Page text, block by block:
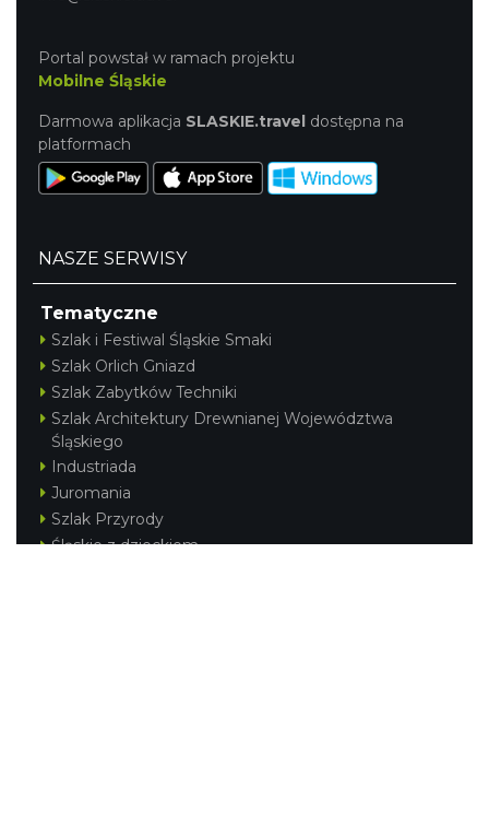
Portal powstał w ramach projektu
Mobilne Śląskie
Darmowa aplikacja SLASKIE.travel dostępna na
platformach
NASZE SERWISY
Tematyczne
Szlak i Festiwal Śląskie Smaki
Szlak Orlich Gniazd
Szlak Zabytków Techniki
Szlak Architektury Drewnianej Województwa
Śląskiego
Industriada
Juromania
Szlak Przyrody
Śląskie z dzieckiem